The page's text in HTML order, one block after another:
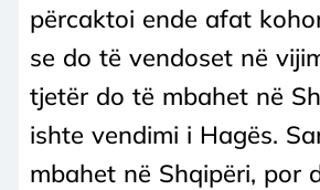
përcaktoi ende afat
se do të vendoset në
tjetër do të mbahet në
ishte vendimi i Hagës.
mbahet në Shqipëri, por